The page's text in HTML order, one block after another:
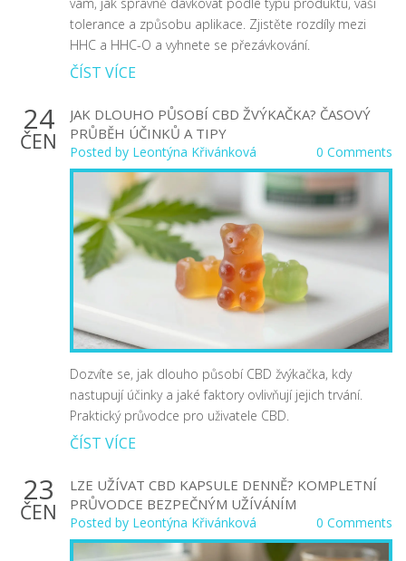
tolerance a způsobu aplikace. Zjistěte rozdíly mezi
HHC a HHC-O a vyhnete se přezávkování.
ČÍST VÍCE
24
ČEN
JAK DLOUHO PŮSOBÍ CBD ŽVÝKAČKA? ČASOVÝ
PRŮBĚH ÚČINKŮ A TIPY
Posted by Leontýna Křivánková 0 Comments
Dozvíte se, jak dlouho působí CBD žvýkačka, kdy
nastupují účinky a jaké faktory ovlivňují jejich trvání.
Praktický průvodce pro uživatele CBD.
ČÍST VÍCE
23
ČEN
LZE UŽÍVAT CBD KAPSULE DENNĚ? KOMPLETNÍ
PRŮVODCE BEZPEČNÝM UŽÍVÁNÍM
Posted by Leontýna Křivánková 0 Comments